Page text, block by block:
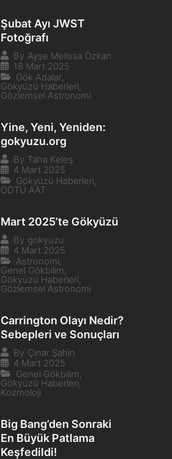
Şubat Ayı JWST
Fotoğrafı
By Ayşe Melissa Özkan
18 Mart 2025
Gök Adalar
Gökyüzü Haberleri
Gözlemsel Astronomi
Yine, Yeni, Yeniden:
gokyuzu.org
By Taha Keleş
4 Mart 2025
Gökyüzü Haberleri
ODTÜ AAT
Mart 2025’te Gökyüzü
By gokyuzu
4 Mart 2025
Astronomi
Genel Gökbilim
Gökyüzü Haberleri
Gözlemsel Astronomi
Carrington Olayı Nedir?
Sebepleri ve Sonuçları
By Çınar Şahin
4 Mart 2025
Genel Gökbilim
Gökyüzü Haberleri,
Kozmoloji
Big Bang’den Sonraki
En Büyük Patlama
Keşfedildi!